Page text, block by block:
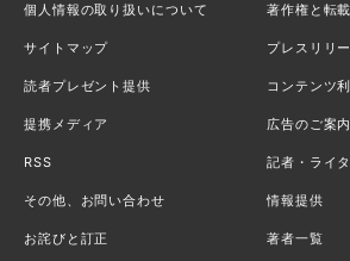
個人情報の取り扱いについて 著作権と転
サイトマップ プレスリリ
読者プレゼント提供 コンテンツ
提携メディア 広告のご案内
RSS 記者・ライ
その他、お問い合わせ 情報提供
お詫びと訂正 著者一覧